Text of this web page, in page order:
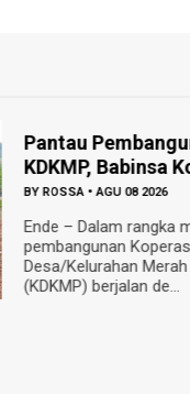
Pantau
KDKMP, Babinsa
BYROSSA •AGU 08 2026
Ende – Dalam rangka
pembangunan
Desa/Kelurahan
(KDKMP) berjalan de...